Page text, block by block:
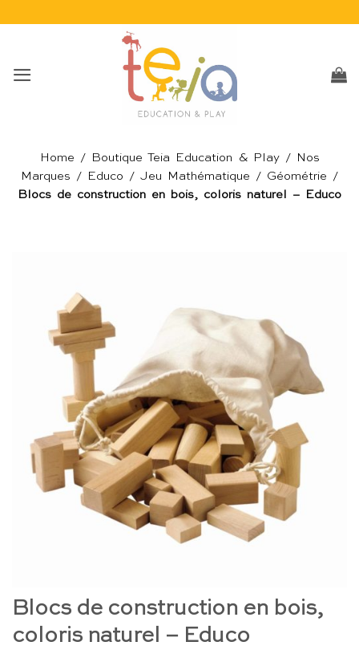
Home / Boutique Teia Education & Play/
Nos
Marques / Educo / Jeu Mathématique / Géométrie /
Blocs de construction en bois, coloris naturel – Educo
Blocs de construction en bois,
coloris naturel – Educo